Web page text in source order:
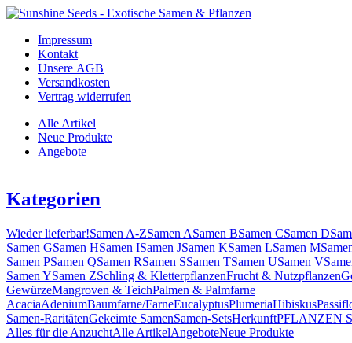
Impressum
Kontakt
Unsere AGB
Versandkosten
Vertrag widerrufen
Alle Artikel
Neue Produkte
Angebote
Kategorien
Wieder lieferbar!Samen A-ZSamen ASamen BSamen CSamen D
Samen GSamen HSamen ISamen JSamen KSamen LSamen M
Samen PSamen QSamen RSamen SSamen TSamen USamen V
Samen YSamen ZSchling & KletterpflanzenFrucht & Nutzpflanzen
GewürzeMangroven & TeichPalmen & Palmfarne
AcaciaAdeniumBaumfarne/FarneEucalyptusPlumeriaHibiskus
Samen-RaritätenGekeimte SamenSamen-SetsHerkunftPFLANZEN
Alles für die AnzuchtAlle ArtikelAngeboteNeue Produkte